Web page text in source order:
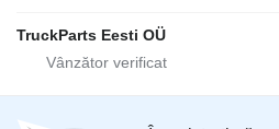
TruckParts Eesti OÜ